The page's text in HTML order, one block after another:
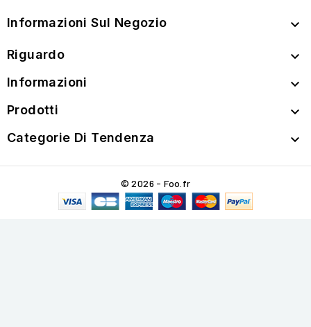
Informazioni Sul Negozio 
Riguardo 
Informazioni 
Prodotti 
Categorie Di Tendenza 
© 2026 - Foo.fr